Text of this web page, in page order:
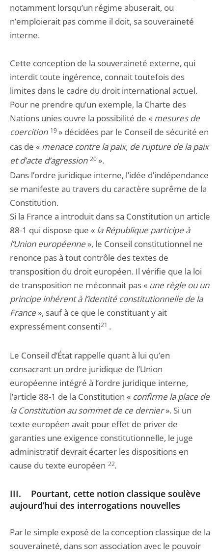
notamment lorsqu’un régime abuserait, ou
n’emploierait pas comme il doit, sa souveraineté
interne.
Cette conception de la souveraineté externe, qui
interdit toute ingérence, connait toutefois des
limites dans le cadre du droit international actuel.
Pour ne prendre qu’un exemple, la Charte des
Nations unies ouvre la possibilité de « mesures de
coercition 19» décidées par le Conseil de sécurité en
cas de « menace contre la paix, de rupture de la paix
et d’acte d’agression 20».
Dans l’ordre juridique interne, l’idée d’indépendance
se manifeste au travers du caractère suprême de la
Constitution.
Si la France a introduit dans sa Constitution un article
88-1 qui dispose que « la République participe à
l’Union européenne », le Conseil constitutionnel ne
renonce pas à tout contrôle des textes de
transposition du droit européen. Il vérifie que la loi
de transposition ne méconnait pas « une règle ou un
principe inhérent à l’identité constitutionnelle de la
France », sauf à ce que le constituant y ait
expressément consenti21 .
Le Conseil d’État rappelle quant à lui qu’en
consacrant un ordre juridique de l’Union
européenne intégré à l’ordre juridique interne,
l’article 88-1 de la Constitution « confirme la place de
la Constitution au sommet de ce dernier». Si un
texte européen avait pour effet de priver de
garanties une exigence constitutionnelle, le juge
administratif devrait écarter les dispositions en
cause du texte européen 22.
III. Pourtant, cette notion classique soulève
aujourd’hui des interrogations nouvelles
Par le simple exposé de la conception classique de la
souveraineté, dans son association avec le pouvoir